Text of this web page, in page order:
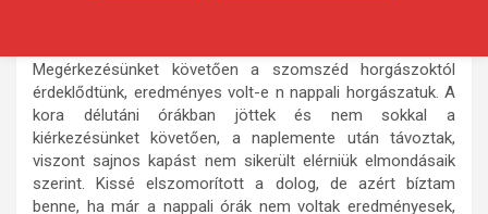
Megérkezésünket követően a szomszéd horgászoktól
érdeklődtünk, eredményes volt-e n nappali horgászatuk. A
kora délutáni órákban jöttek és nem sokkal a
kiérkezésünket követően, a naplemente után távoztak,
viszont sajnos kapást nem sikerült elérniük elmondásaik
szerint. Kissé elszomorított a dolog, de azért bíztam
benne, ha már a nappali órák nem voltak eredményesek,